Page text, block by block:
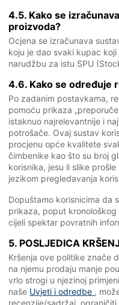
4.5. Kako se
proizvoda?
Ocjena se izračunava
koju je dao svaki kupac
narudžbu za istu SPU
4.6. Kako se određuje
Po zadanim postavkama,
pomoću prikaza
istaknuo najrelevantnije i
potrošače. Ovaj sustav
procjenu opće kvalitete
čimbenike kao što su broj
korisnika, jesu li slike
jezikom pregledavanja
Dopuštamo korisnicima da
prikaza, poput
cijeli spektar povratnih
5. POSLJEDICA
Kršenja ove politike znače
na njemu prodaju manje
vrlo strogi u njezinoj
naše Uvjeti i odredbe ,
recenzije/sadržaj,